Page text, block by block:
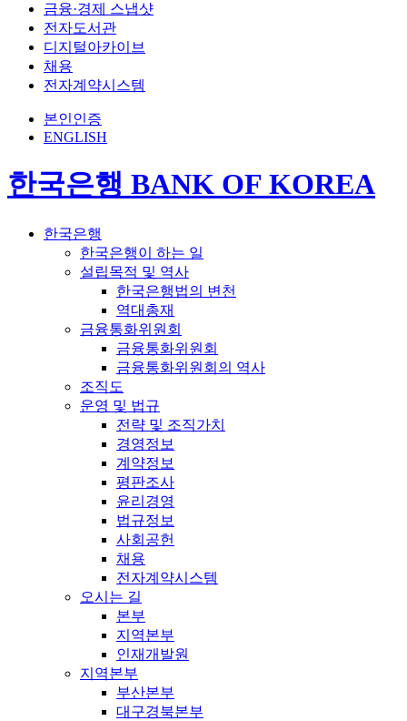
금융·경제 스냅샷
전자도서관
디지털아카이브
채용
전자계약시스템
본인인증
ENGLISH
한국은행 BANK OF KOREA
한국은행
한국은행이 하는 일
설립목적 및 역사
한국은행법의 변천
역대총재
금융통화위원회
금융통화위원회
금융통화위원회의 역사
조직도
운영 및 법규
전략 및 조직가치
경영정보
계약정보
평판조사
윤리경영
법규정보
사회공헌
채용
전자계약시스템
오시는 길
본부
지역본부
인재개발원
지역본부
부산본부
대구경북본부